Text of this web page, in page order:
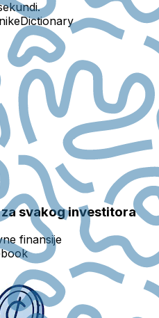
Dictionary
svakog investitora
finansije